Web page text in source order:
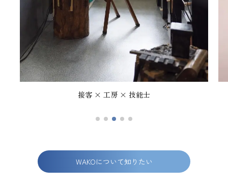
世代を超えて愛され続けるWAKO
WAKOについて知りたい